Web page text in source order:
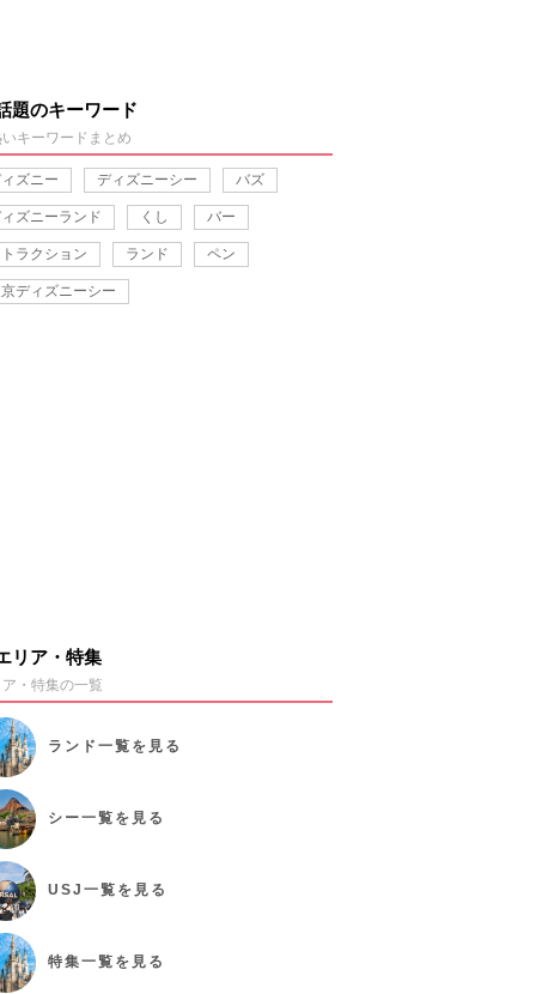
題のキーワード
キーワードまとめ
ズニー ディズニーシー バズ
ズニーランド くし バー
ラクション ランド ペン
ディズニーシー
リア・特集
・特集の一覧
ランド 一覧を見る
シー一覧を見る
USJ 一覧を見る
特集一覧を見る